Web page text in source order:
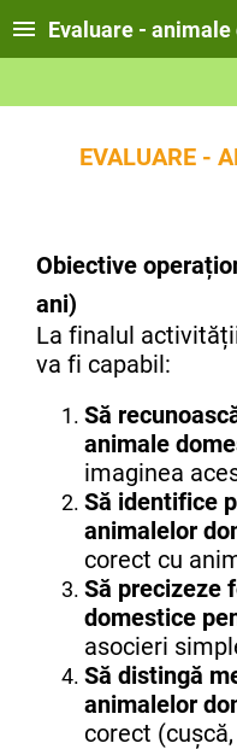
Evaluare -
EVALUARE -
Obiective
ani)
La finalul
va fi capabil:
Să
animale
imaginea
Să identifice
animalelor
corect cu
Să precizeze
domestice
asocieri
Să distingă
animalelor
corect